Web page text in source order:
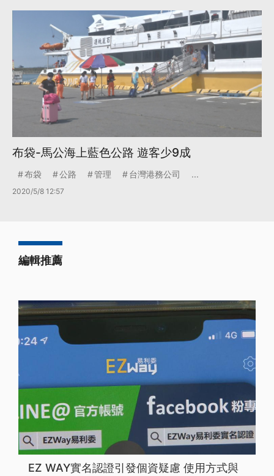
布袋-馬公海上藍色公路 遊客少9成
布袋 公路 管理 台灣港務公司 ...
2020/5/8 12:57
編輯推薦
EZ WAY實名認證引發個資疑慮 使用方式與